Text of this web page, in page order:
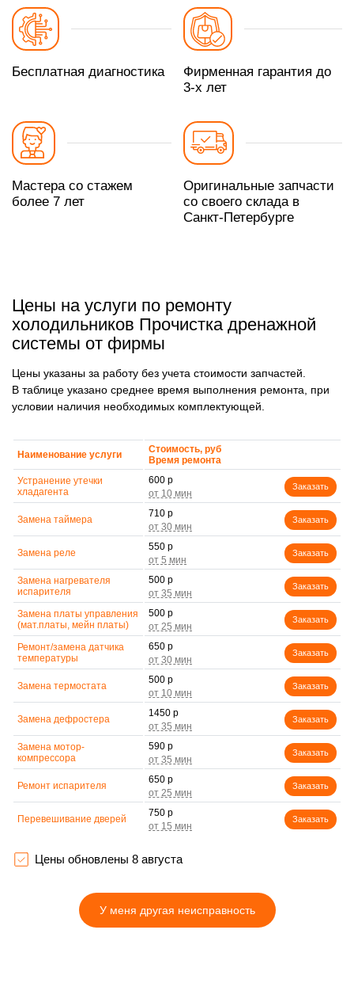
Бесплатная диагностика
Фирменная гарантия до
3-х лет
Мастера со стажем
более 7 лет
Оригинальные запчасти
со своего склада в
Санкт-Петербурге
Цены на услуги по ремонту
холодильников Прочистка дренажной
системы от фирмы
Цены указаны за работу без учета стоимости запчастей.
В таблице указано среднее время выполнения ремонта, при
условии наличия необходимых комплектующей.
Наименование услуги
Стоимость, руб
Время ремонта
Устранение утечки
хладагента
600 р
Заказать
Замена таймера
710 р
Заказать
Замена реле
550 р
Заказать
Замена нагревателя
испарителя
500 р
Заказать
Замена платы управления
(мат.платы, мейн платы)
500 р
Заказать
Ремонт/замена датчика
температуры
650 р
Заказать
Замена термостата
500 р
Заказать
Замена дефростера
1450 р
Заказать
Замена мотор-
компрессора
590 р
Заказать
Ремонт испарителя
650 р
Заказать
Перевешивание дверей
750 р
Заказать
трубопровода
морозильного отделения
Прочистка дренажной
890 р
Цены обновлены 8 августа
У меня другая неисправность